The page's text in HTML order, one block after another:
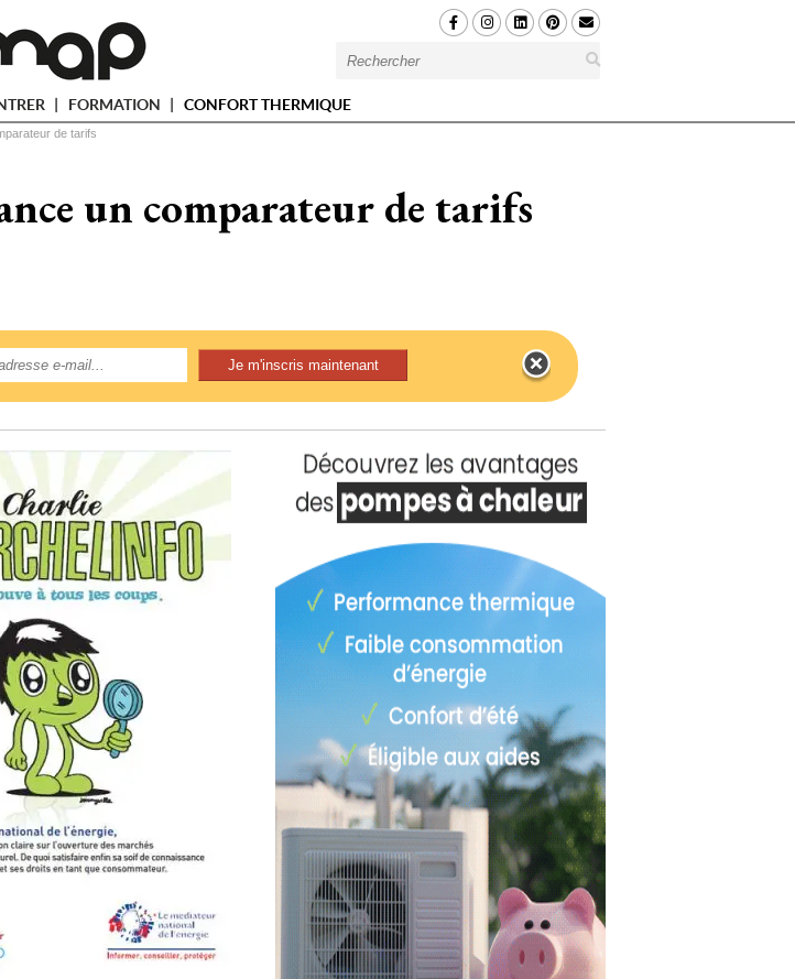
FORMATION CONFORT THERMIQUE
de tarifs
un comparateur de tarifs